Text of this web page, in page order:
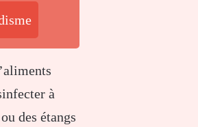
à
des étangs